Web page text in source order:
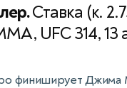
Ставка (к.
UFC 314, 13
финиширует Джима